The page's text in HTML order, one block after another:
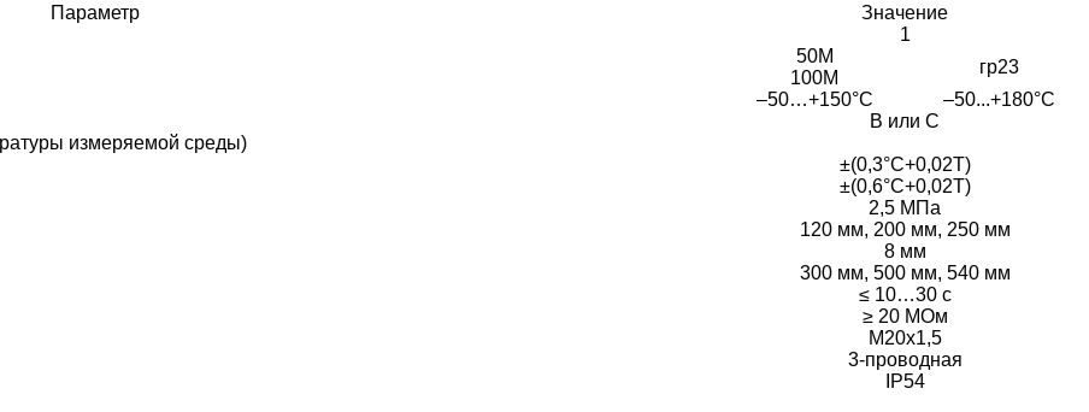
Параметр
Значение
1
50М
100М
гр23
–50…+150°C
–50...+180°C
B или C
измеряемой среды)
±(0,3°С+0,02T)
±(0,6°С+0,02T)
2,5 МПа
120 мм, 200 мм, 250 мм
8 мм
300 мм, 500 мм, 540 мм
≤ 10…30 с
≥ 20 МОм
М20х1,5
3-проводная
IP54